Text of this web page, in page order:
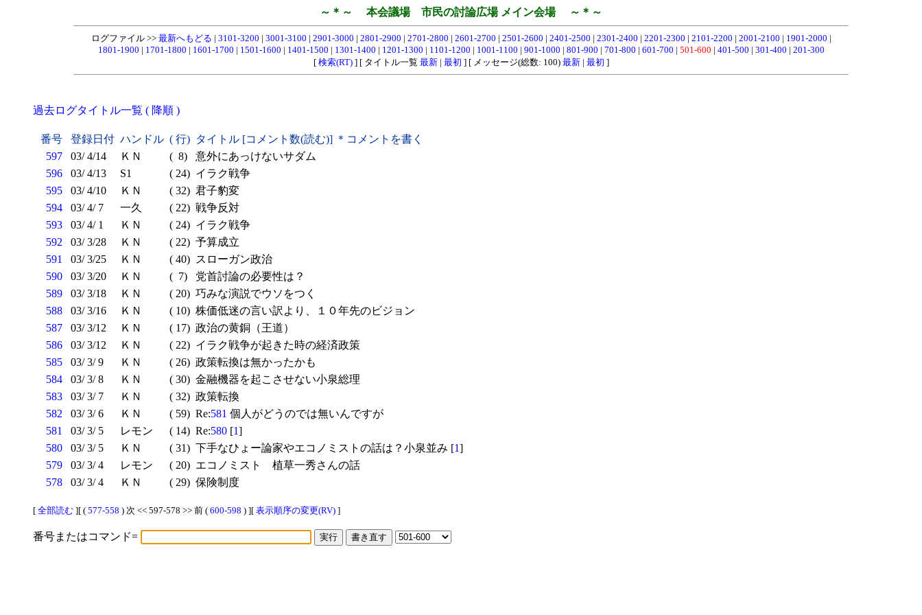
～＊～ 本会議場 市民の討論広場 メイン会場 ～＊～
ログファイル >> 最新へもどる | 3101-3200 | 3001-3100 | 2901-3000 | 2801-2900 | 2701-2800 | 2601-2700 | 2501-2600 | 2401-2500 | 2301-2400 | 2201-2300 | 2101-2200 | 2001-2100 | 1901-2000 |
1801-1900 | 1701-1800 | 1601-1700 | 1501-1600 | 1401-1500 | 1301-1400 | 1201-1300 | 1101-1200 | 1001-1100 | 901-1000 | 801-900 | 701-800 | 601-700 | 501-600 | 401-500 | 301-400 | 201-300
[ 検索(RT)] [ タイトル一覧 最新| 最初 ] [ メッセージ(総数: 100) 最新| 最初 ]
過去ログタイトル一覧 ( 降順 )
番号 登録日付 ハンドル ( 行) タイトル [コメント数(読む)] ＊コメントを書く
597
03/ 4/14 ＫＮ ( 8)
意外にあっけないサダム
596
03/ 4/13 S1 ( 24) イラク戦争
595
03/ 4/10 ＫＮ ( 32) 君子豹変
594
03/ 4/ 7 一久 ( 22) 戦争反対
593
03/ 4/ 1 ＫＮ ( 24) イラク戦争
592
03/ 3/28 ＫＮ ( 22) 予算成立
591
03/ 3/25 ＫＮ ( 40) スローガン政治
590
03/ 3/20 ＫＮ ( 7)
党首討論の必要性は？
589
03/ 3/18 ＫＮ ( 20) 巧みな演説でウソをつく
588
03/ 3/16 ＫＮ ( 10) 株価低迷の言い訳より、１０年先のビジョン
587
03/ 3/12 ＫＮ ( 17) 政治の黄銅（王道）
586
03/ 3/12 ＫＮ ( 22) イラク戦争が起きた時の経済政策
585
03/ 3/ 9 ＫＮ ( 26) 政策転換は無かったかも
584
03/ 3/ 8 ＫＮ ( 30) 金融機器を起こさせない小泉総理
583
03/ 3/ 7 ＫＮ ( 32) 政策転換
582
03/ 3/ 6 ＫＮ ( 59) Re:581 個人がどうのでは無いんですが
581
03/ 3/ 5 レモン ( 14) Re:580 [1]
580
03/ 3/ 5 ＫＮ ( 31) 下手なひょー論家やエコノミストの話は？小泉並み [1]
579
03/ 3/ 4 レモン ( 20) エコノミスト 植草一秀さんの話
578
03/ 3/ 4 ＫＮ ( 29) 保険制度
[ 全部読む ][ ( 577-558 ) 次 << 597-578 >> 前 ( 600-598 ) ][ 表示順序の変更(RV) ]
番号またはコマンド=